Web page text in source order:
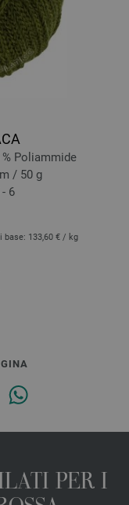
% Poliammide
/ 50 g
6
base: 133,60 € / kg
PER I